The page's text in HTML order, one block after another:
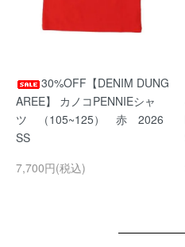
30%OFF【DENIM DUNG
AREE】 カノコPENNIEシャ
ツ （105~125） 赤 2026
SS
7,700円(税込)